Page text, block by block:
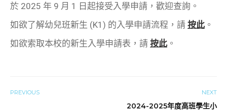
於 2025 年 9 月 1 日起接受入學申請，歡迎查詢。
如欲了解幼兒班新生 (K1) 的入學申請流程，請 按此。
如欲索取本校的新生入學申請表，請 按此。
PREVIOUS NEXT
2024-2025年度高班學生小